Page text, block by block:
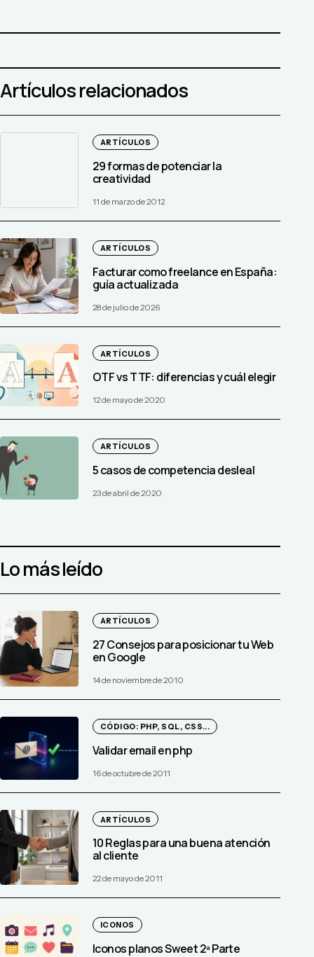
Artículos relacionados
ARTÍCULOS
29 formas de potenciar la
creatividad
11 de marzo de 2012
ARTÍCULOS
Facturar como freelance en España:
guía actualizada
28 de julio de 2026
ARTÍCULOS
OTF vs TTF: diferencias y cuál elegir
12 de mayo de 2020
ARTÍCULOS
5 casos de competencia desleal
23 de abril de 2020
Lo más leído
ARTÍCULOS
27 Consejos para posicionar tu Web
en Google
14 de noviembre de 2010
CÓDIGO: PHP, SQL, CSS...
Validar email en php
16 de octubre de 2011
ARTÍCULOS
10 Reglas para una buena atención
al cliente
22 de mayo de 2011
ICONOS
Iconos planos Sweet 2ª Parte